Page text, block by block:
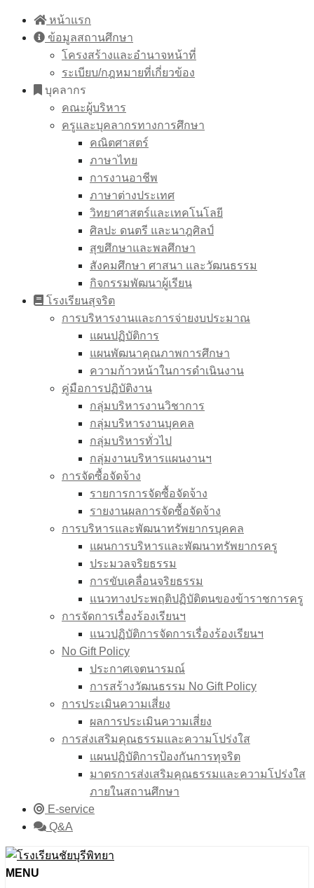
Skip
หน้าแรก
ข้อมูลสถานศึกษา
โครงสร้างและอำนาจหน้าที่
ระเบียบ/กฎหมายที่เกี่ยวข้อง
บุคลากร
คณะผู้บริหาร
ครูและบุคลากรทางการศึกษา
คณิตศาสตร์
ภาษาไทย
การงานอาชีพ
ภาษาต่างประเทศ
วิทยาศาสตร์และเทคโนโลยี
ศิลปะ ดนตรี และนาฎศิลป์
สุขศึกษาและพลศึกษา
สังคมศึกษา ศาสนา และวัฒนธรรม
กิจกรรมพัฒนาผู้เรียน
โรงเรียนสุจริต
การบริหารงานและการจ่ายงบประมาณ
แผนปฏิบัติการ
แผนพัฒนาคุณภาพการศึกษา
ความก้าวหน้าในการดำเนินงาน
คู่มือการปฏิบัติงาน
กลุ่มบริหารงานวิชาการ
กลุ่มบริหารงานบุคคล
กลุ่มบริหารทั่วไป
กลุ่มงานบริหารแผนงานฯ
การจัดซื้อจัดจ้าง
รายการการจัดซื้อจัดจ้าง
รายงานผลการจัดซื้อจัดจ้าง
การบริหารและพัฒนาทรัพยากรบุคคล
แผนการบริหารและพัฒนาทรัพยากรครู
ประมวลจริยธรรม
การขับเคลื่อนจริยธรรม
แนวทางประพฤติปฏิบัติตนของข้าราชการครู
การจัดการเรื่องร้องเรียนฯ
แนวปฏิบัติการจัดการเรื่องร้องเรียนฯ
No Gift Policy
ประกาศเจตนารมณ์
การสร้างวัฒนธรรม No Gift Policy
การประเมินความเสี่ยง
ผลการประเมินความเสี่ยง
การส่งเสริมคุณธรรมและความโปร่งใส
แผนปฏิบัติการป้องกันการทุจริต
มาตรการส่งเสริมคุณธรรมเเละความโปร่งใส
ภายในสถานศึกษา
E-service
Q&A
MENU